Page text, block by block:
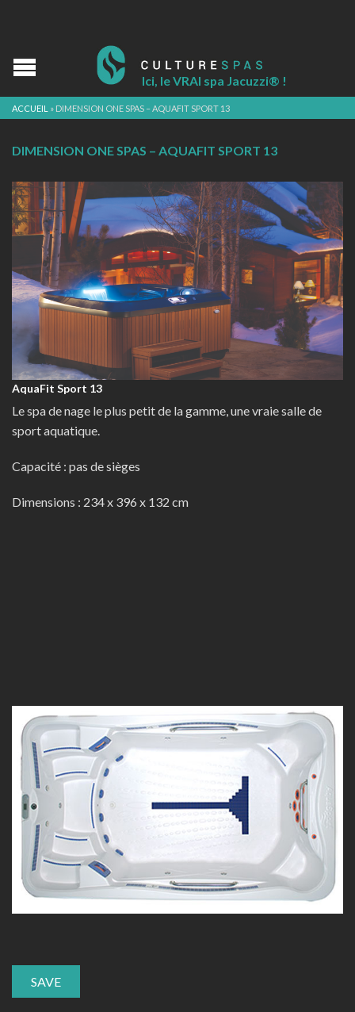
Ici, le VRAI spa Jacuzzi® !
ACCUEIL » DIMENSION ONE SPAS – AQUAFIT SPORT 13
DIMENSION ONE SPAS – AQUAFIT SPORT 13
AquaFit Sport 13
Le spa de nage le plus petit de la gamme, une vraie salle de
sport aquatique.
Capacité : pas de sièges
Dimensions : 234 x 396 x 132 cm
SAVE